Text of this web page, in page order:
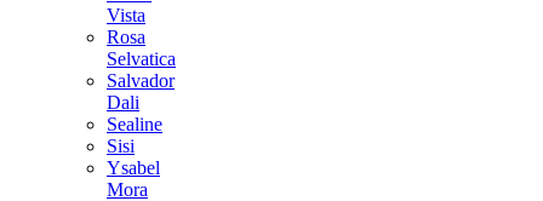
Vista
Rosa
Selvatica
Salvador
Dali
Sealine
Sisi
Ysabel
Mora